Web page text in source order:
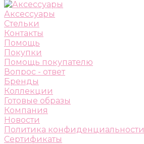
Аксессуары
Стельки
Контакты
Помощь
Покупки
Помощь покупателю
Вопрос - ответ
Бренды
Коллекции
Готовые образы
Компания
Новости
Политика конфиденциальности
Сертификаты